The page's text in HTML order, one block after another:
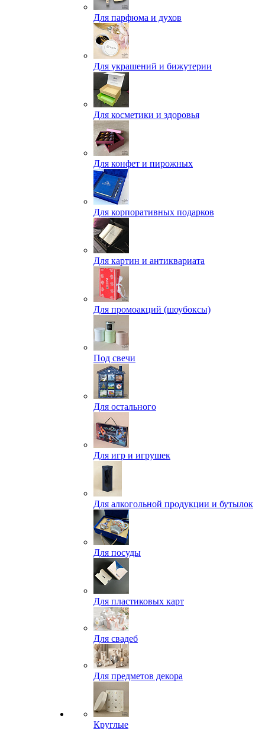
Для парфюма и духов
Для украшений и бижутерии
Для косметики и здоровья
Для конфет и пирожных
Для корпоративных подарков
Для картин и антиквариата
Для промоакций (шоубоксы)
Под свечи
Для остального
Для игр и игрушек
Для алкогольной продукции и бутылок
Для посуды
Для пластиковых карт
Для свадеб
Для предметов декора
Круглые